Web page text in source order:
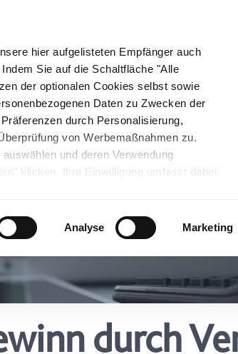
hier aufgelisteten Empfänger auch
Sie auf die Schaltfläche "Alle
der optionalen Cookies selbst sowie
Daten zu Zwecken der
durch Personalisierung,
von Werbemaßnahmen zu.
und deren Verwendung
klicken. Ihre Einwilligung umfasst dabei
eingeschränkt sind. Weitere
sowie zur Verarbeitung Ihrer
Speicherdauern und den
oder durch Aufrufen
ist, wählen und finden. Je nach den
nicht mehr zur Verfügung. Sie
in unserer Datenschutzerklärung oder
Analyse Marketing
Karriere Standorte
durch